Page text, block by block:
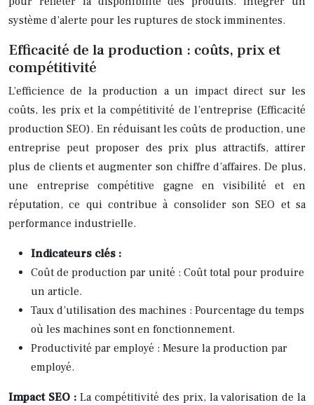
système d’alerte pour les ruptures de stock imminentes.
Efficacité de la production : coûts, prix et
compétitivité
L’efficience de la production a un impact direct sur les
coûts, les prix et la compétitivité de l’entreprise (Efficacité
production SEO). En réduisant les coûts de production, une
entreprise peut proposer des prix plus attractifs, attirer
plus de clients et augmenter son chiffre d’affaires. De plus,
une entreprise compétitive gagne en visibilité et en
réputation, ce qui contribue à consolider son SEO et sa
performance industrielle.
Indicateurs clés :
Coût de production par unité : Coût total pour produire
un article.
Taux d’utilisation des machines : Pourcentage du temps
où les machines sont en fonctionnement.
Productivité par employé : Mesure la production par
employé.
Impact SEO : La compétitivité des prix, la valorisation de la